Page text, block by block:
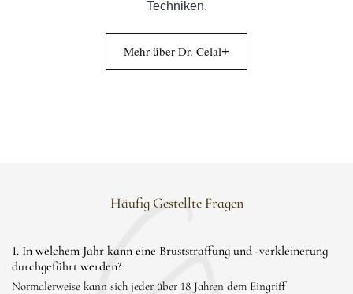
Techniken.
Mehr über Dr. Celal+
Häufig Gestellte Fragen
1. In welchem ​​Jahr kann eine Bruststraffung und -verkleinerung
durchgeführt werden?
Normalerweise kann sich jeder über 18 Jahren dem Eingriff